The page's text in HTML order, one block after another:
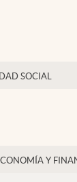
SOCIAL
Y